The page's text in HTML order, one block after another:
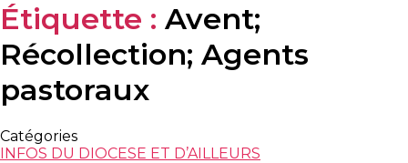
Étiquette : Avent;
Récollection; Agents
pastoraux
Catégories
INFOS DU DIOCESE ET D’AILLEURS